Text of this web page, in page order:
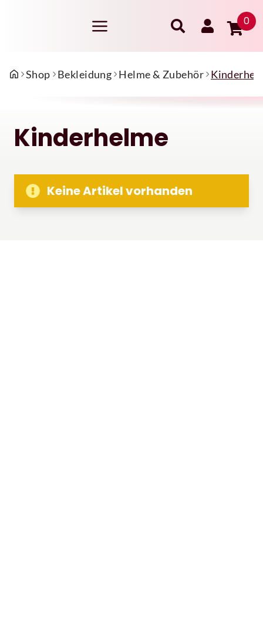
0
Shop Bekleidung Helme & Zubehör
Kinderhelme
Keine Artikel vorhanden